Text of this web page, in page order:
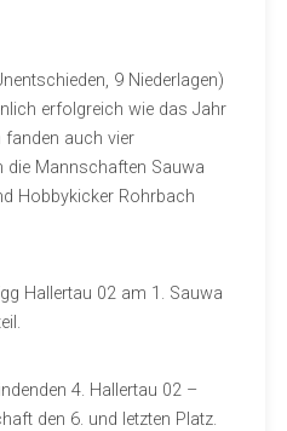
9 Niederlagen)
erfolgreich wie das Jahr
fanden auch vier
die Mannschaften Sauwa
Hobbykicker Rohrbach
Hallertau 02 am 1. Sauwa
4. Hallertau 02 –
den 6. und letzten Platz.